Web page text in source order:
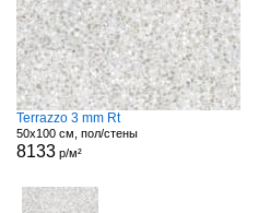
Terrazzo 3 mm Rt
50x100 см, пол/стены
8133 р/м²